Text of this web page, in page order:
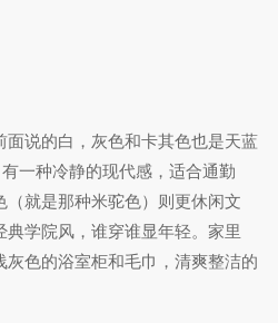
说的白，灰色和卡其色也是天蓝
一种冷静的现代感，适合通勤
就是那种米驼色）则更休闲文
学院风，谁穿谁显年轻。家里
色的浴室柜和毛巾，清爽整洁的